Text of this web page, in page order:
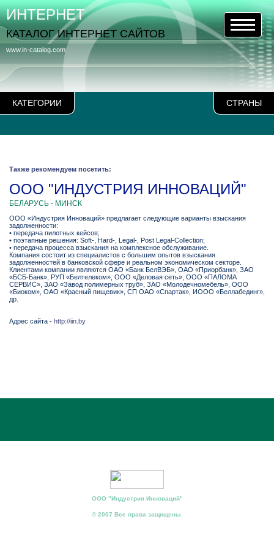
КАТЕГОРИИ СТРАНЫ
www.in-catalog.com
ИНТЕРНЕТ
КАТАЛОГ ИНТЕРНЕТ САЙТОВ
Также рекомендуем посетить:
ООО "ИНДУСТРИЯ ИННОВАЦИЙ"
БЕЛАРУСЬ - МИНСК
ООО «Индустрия Инноваций» предлагает следующие варианты взыскания
задолженности:
• передача пилотных кейсов;
• поэтапные решения: Soft-, Hard-, Legal-, Post Legal-Collection;
• передача процесса взыскания на комплексное обслуживание.
Компания состоит из специалистов с большим опытов взыскания
задолженностей в банковской сфере и реальном экономическом секторе.
Клиентами компании являются ОАО «Банк БелВЭБ», ОАО «Приорбанк», ЗАО
«БСБ-Банк», РУП «Белтелеком», ООО «Деловая сеть», ООО «ПАЛОМА
СЕРВИС», ЗАО «Завод полимерных труб», ЗАО «Молодечномебель», ООО
«Биоком», ОАО «Красный пищевик», СП ОАО «Спартак», ИООО «Беллабединг»,
др.
Адрес сайта - http://iin.by
ООО "Индустрия Инноваций"
© 2007 Все права защищены.